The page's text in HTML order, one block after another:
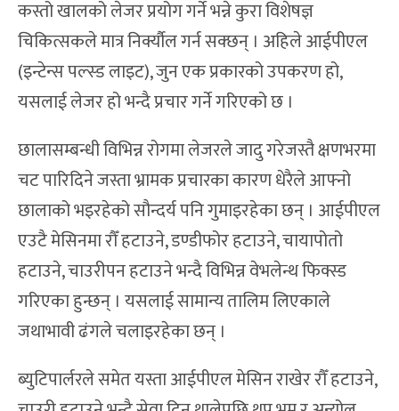
कस्तो खालको लेजर प्रयोग गर्ने भन्ने कुरा विशेषज्ञ
चिकित्सकले मात्र निर्क्यौल गर्न सक्छन् । अहिले आईपीएल
(इन्टेन्स पल्स्ड लाइट), जुन एक प्रकारको उपकरण हो,
यसलाई लेजर हो भन्दै प्रचार गर्ने गरिएको छ ।
छालासम्बन्धी विभिन्न रोगमा लेजरले जादु गरेजस्तै क्षणभरमा
चट पारिदिने जस्ता भ्रामक प्रचारका कारण धेरैले आफ्नो
छालाको भइरहेको सौन्दर्य पनि गुमाइरहेका छन् । आईपीएल
एउटै मेसिनमा रौँ हटाउने, डण्डीफोर हटाउने, चायापोतो
हटाउने, चाउरीपन हटाउने भन्दै विभिन्न वेभलेन्थ फिक्स्ड
गरिएका हुन्छन् । यसलाई सामान्य तालिम लिएकाले
जथाभावी ढंगले चलाइरहेका छन् ।
ब्युटिपार्लरले समेत यस्ता आईपीएल मेसिन राखेर रौँ हटाउने,